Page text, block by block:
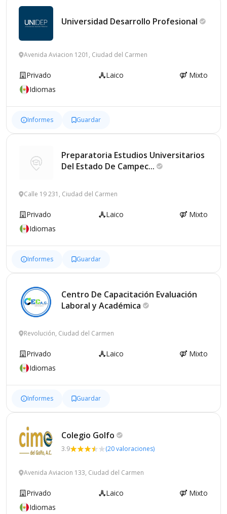
Universidad Desarrollo Profesional
Avenida Aviacion 1201, Ciudad del Carmen
Privado Laico
Mixto
Idiomas
Informes Guardar
Preparatoria Estudios Universitarios
Del Estado De Campec...
Calle 19 231, Ciudad del Carmen
Privado Laico
Mixto
Idiomas
Informes Guardar
Centro De Capacitación Evaluación
Laboral y Académica
Revolución, Ciudad del Carmen
Privado Laico
Mixto
Idiomas
Informes Guardar
Colegio Golfo
3.9 (20 valoraciones)
Avenida Aviacion 133, Ciudad del Carmen
Privado Laico
Mixto
Idiomas